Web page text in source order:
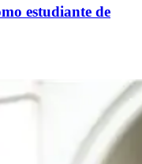
estudiante de